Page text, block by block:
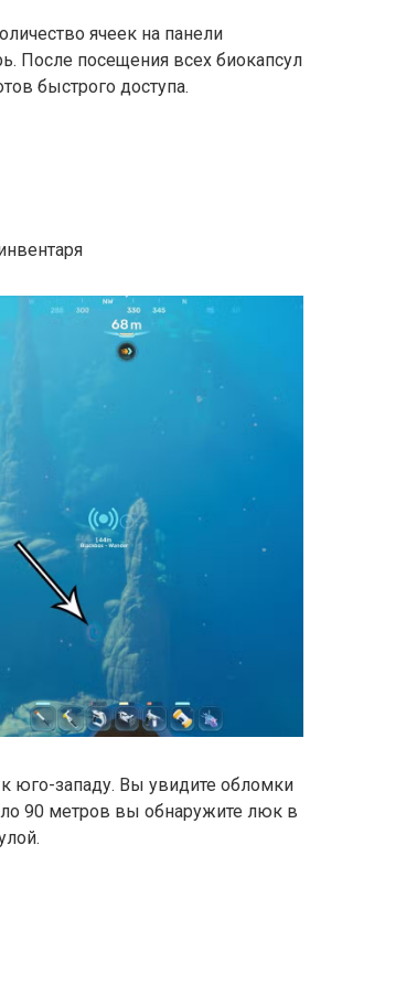
ячеек на панели
После посещения всех биокапсул
быстрого доступа.
юго-западу. Вы увидите обломки
90 метров вы обнаружите люк в